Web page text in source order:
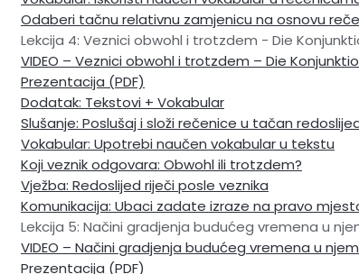
Odaberi tačnu relativnu zamjenicu na osnovu
Lekcija 4: Veznici obwohl i trotzdem - Die
VIDEO – Veznici obwohl i trotzdem – Die
Prezentacija (PDF)
Dodatak: Tekstovi + Vokabular
Slušanje: Poslušaj i složi rečenice u tačan
Vokabular: Upotrebi naučen vokabular u tekstu
Koji veznik odgovara: Obwohl ili trotzdem?
Vježba: Redoslijed riječi posle veznika
Komunikacija: Ubaci zadate izraze na pravo
Lekcija 5: Načini gradjenja budućeg vremena u
VIDEO – Načini gradjenja budućeg vremena u
Prezentacija (PDF)